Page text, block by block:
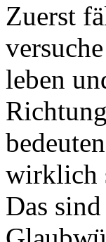
Zuerst
leben
wirklich
Das